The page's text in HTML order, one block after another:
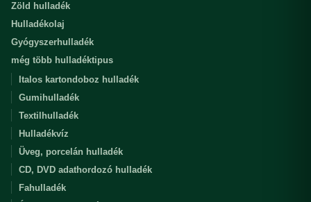
Zöld hulladék
Hulladékolaj
Gyógyszerhulladék
még több hulladéktipus
Italos kartondoboz hulladék
Gumihulladék
Textilhulladék
Hulladékvíz
Üveg, porcelán hulladék
CD, DVD adathordozó hulladék
Fahulladék